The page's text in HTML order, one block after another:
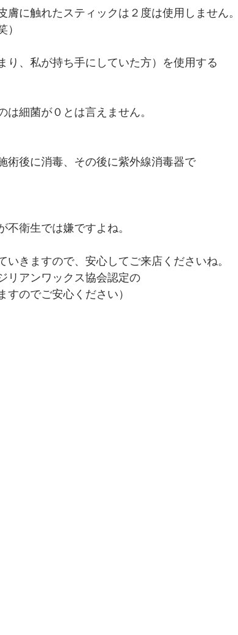
に触れたスティックは２度は使用しません。
り、私が持ち手にしていた方）を使用する
細菌が０とは言えません。
術後に消毒、その後に紫外線消毒器で
衛生では嫌ですよね。
きますので、安心してご来店くださいね。
リアンワックス協会認定の
すのでご安心ください）